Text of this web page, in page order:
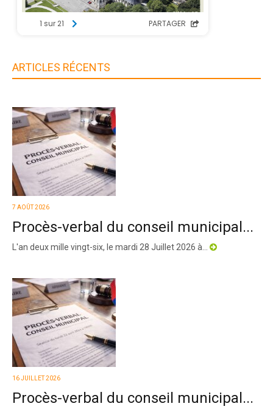
ARTICLES RÉCENTS
7 AOÛT 2026
Procès-verbal du conseil municipal...
L'an deux mille vingt-six, le mardi 28 Juillet 2026 à...
16 JUILLET 2026
Procès-verbal du conseil municipal...